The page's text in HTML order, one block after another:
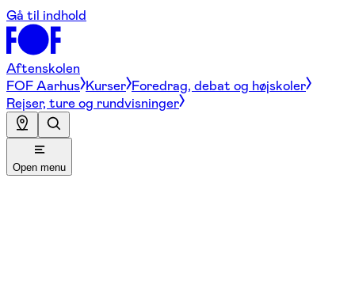
Gå til indhold
Aftenskolen
FOF Aarhus Kurser Foredrag, debat og højskoler
Rejser, ture og rundvisninger
Open menu